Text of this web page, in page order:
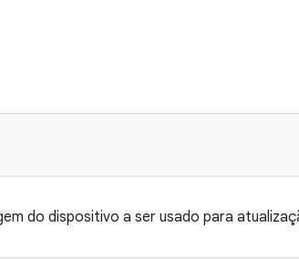
do dispositivo a ser usado para